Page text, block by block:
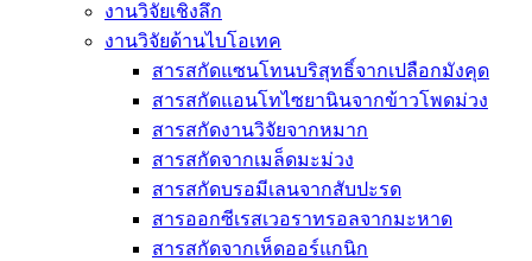
งานวิจัยเชิงลึก
งานวิจัยด้านไบโอเทค
สารสกัดแซนโทนบริสุทธิ์จากเปลือกมังคุด
สารสกัดแอนโทไซยานินจากข้าวโพดม่วง
สารสกัดงานวิจัยจากหมาก
สารสกัดจากเมล็ดมะม่วง
สารสกัดบรอมีเลนจากสับปะรด
สารออกซีเรสเวอราทรอลจากมะหาด
สารสกัดจากเห็ดออร์แกนิก